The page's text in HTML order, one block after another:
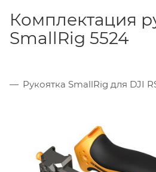
Комплектация
SmallRig 5524
Рукоятка SmallRig для DJI